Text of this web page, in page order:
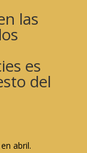
las
es
del